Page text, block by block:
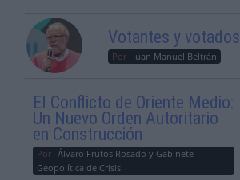
Votantes y votados
Por Juan Manuel Beltrán
El Conflicto de Oriente Medio:
Un Nuevo Orden Autoritario
en Construcción
Por Álvaro Frutos Rosado y Gabinete
Geopolítica de Crisis